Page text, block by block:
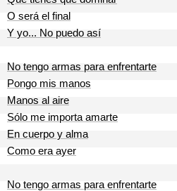
O será el final
Y yo... No puedo así
No tengo armas para enfrentarte
Pongo mis manos
Manos al aire
Sólo me importa amarte
En cuerpo y alma
Como era ayer
No tengo armas para enfrentarte